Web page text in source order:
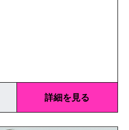
詳細を見る